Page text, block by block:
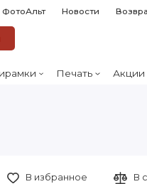
ФотоАльт Новости
Печать Акции
В избранное В